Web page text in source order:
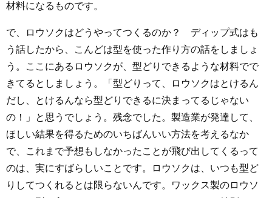
材料になるものです。
で、ロウソクはどうやってつくるのか？ ディップ式はも
う話したから、こんどは型を使った作り方の話をしましょ
う。ここにあるロウソクが、型どりできるような材料でで
きてるとしましょう。「型どりって、ロウソクはとけるん
だし、とけるんなら型どりできるに決まってるじゃない
の！」と思うでしょう。残念でした。製造業が発達して、
ほしい結果を得るためのいちばんいい方法を考えるなか
で、これまで予想もしなかったことが飛び出してくるって
のは、実にすばらしいことです。ロウソクは、いつも型ど
りしてつくれるとは限らないんです。ワックス製のロウソ